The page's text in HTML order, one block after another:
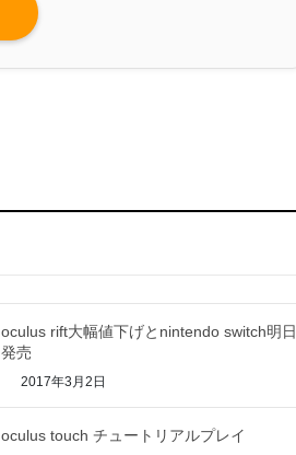
oculus rift大幅値下げとnintendo switch明日
発売
2017年3月2日
oculus touch チュートリアルプレイ